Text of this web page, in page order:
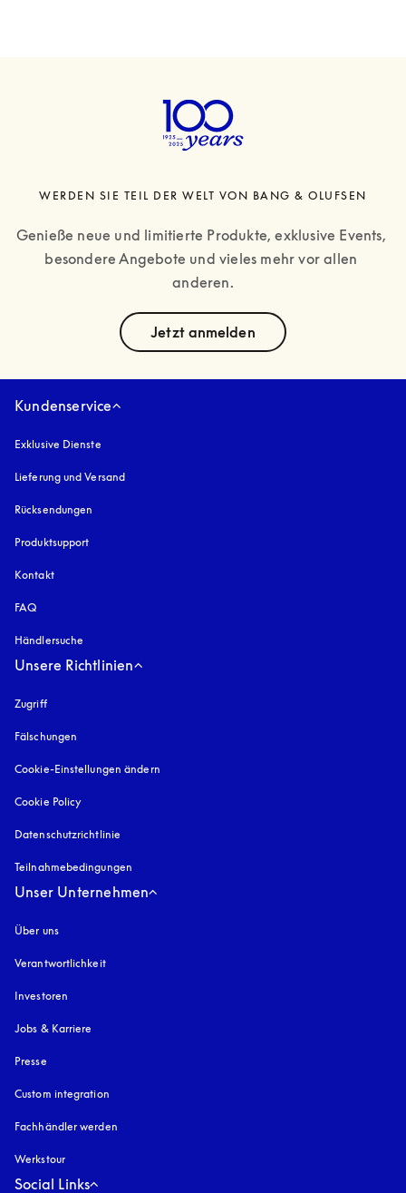
WERDEN SIE TEIL DER WELT VON BANG & OLUFSEN
Genieße neue und limitierte Produkte, exklusive Events,
besondere Angebote und vieles mehr vor allen
anderen.
Jetzt anmelden
Kundenservice
Exklusive Dienste
Lieferung und Versand
Rücksendungen
Produktsupport
Kontakt
FAQ
Händlersuche
Unsere Richtlinien
Zugrifföffnet sich in einem neuen Tab
Fälschungen
Cookie-Einstellungen ändern
Cookie Policy
Datenschutzrichtlinie
Teilnahmebedingungen
Unser Unternehmen
Über uns
Verantwortlichkeit
Investoren
Jobs & Karriere
Presse
Custom integration
Fachhändler werden
Werkstour
Social Links